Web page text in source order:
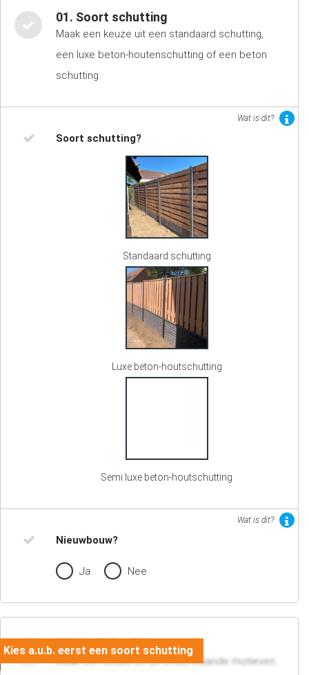
01. Soort schutting
Maak een keuze uit een standaard schutting,
een luxe beton-houtenschutting of een beton
schutting.
Wat is dit?
Soort schutting?
Standaard schutting
Luxe beton-houtschutting
Semi luxe beton-houtschutting
Wat is dit?
Nieuwbouw?
Ja Nee
02. Motief en kleur
Maak een keuze uit de onderstaande motieven